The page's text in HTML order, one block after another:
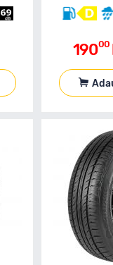
19000